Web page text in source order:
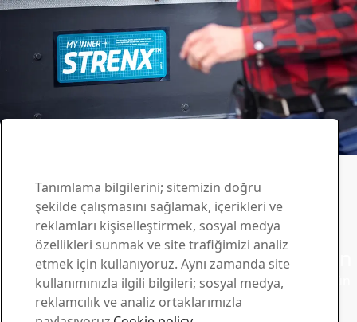
Sorularınız için bizimle
iletişim kurun
Strenx® Bülteni ile bir adım önde olun
Bültenimize abone olun ve en son sektör haberlerini, ürün
güncellemelerini ve ilham verici hikayeleri alın
Kaydolun
Tanımlama bilgilerini; sitemizin doğru
şekilde çalışmasını sağlamak, içerikleri ve
reklamları kişiselleştirmek, sosyal medya
özellikleri sunmak ve site trafiğimizi analiz
etmek için kullanıyoruz. Aynı zamanda site
kullanımınızla ilgili bilgileri; sosyal medya,
reklamcılık ve analiz ortaklarımızla